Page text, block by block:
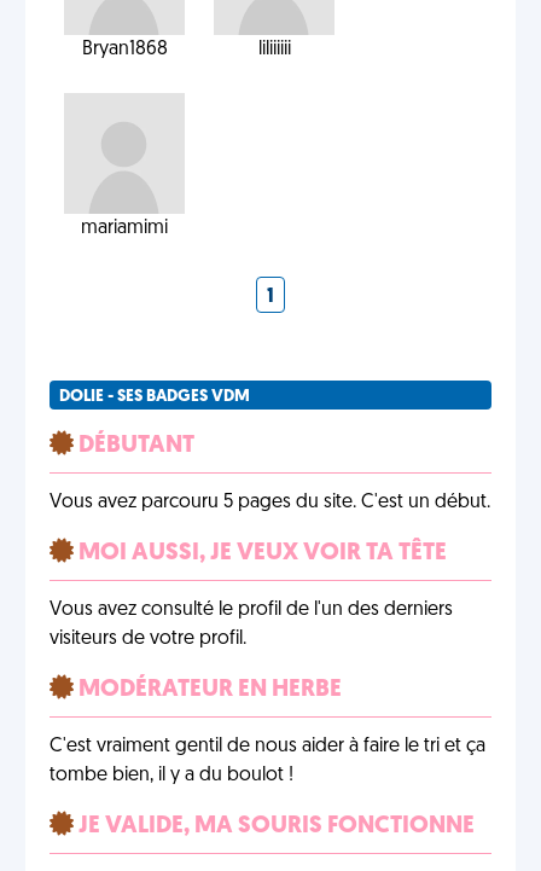
Bryan1868 liliiiiii
mariamimi
1
DOLIE - SES BADGES VDM
DÉBUTANT
Vous avez parcouru 5 pages du site. C'est un début.
MOI AUSSI, JE VEUX VOIR TA TÊTE
Vous avez consulté le profil de l'un des derniers
visiteurs de votre profil.
MODÉRATEUR EN HERBE
C'est vraiment gentil de nous aider à faire le tri et ça
tombe bien, il y a du boulot !
JE VALIDE, MA SOURIS FONCTIONNE